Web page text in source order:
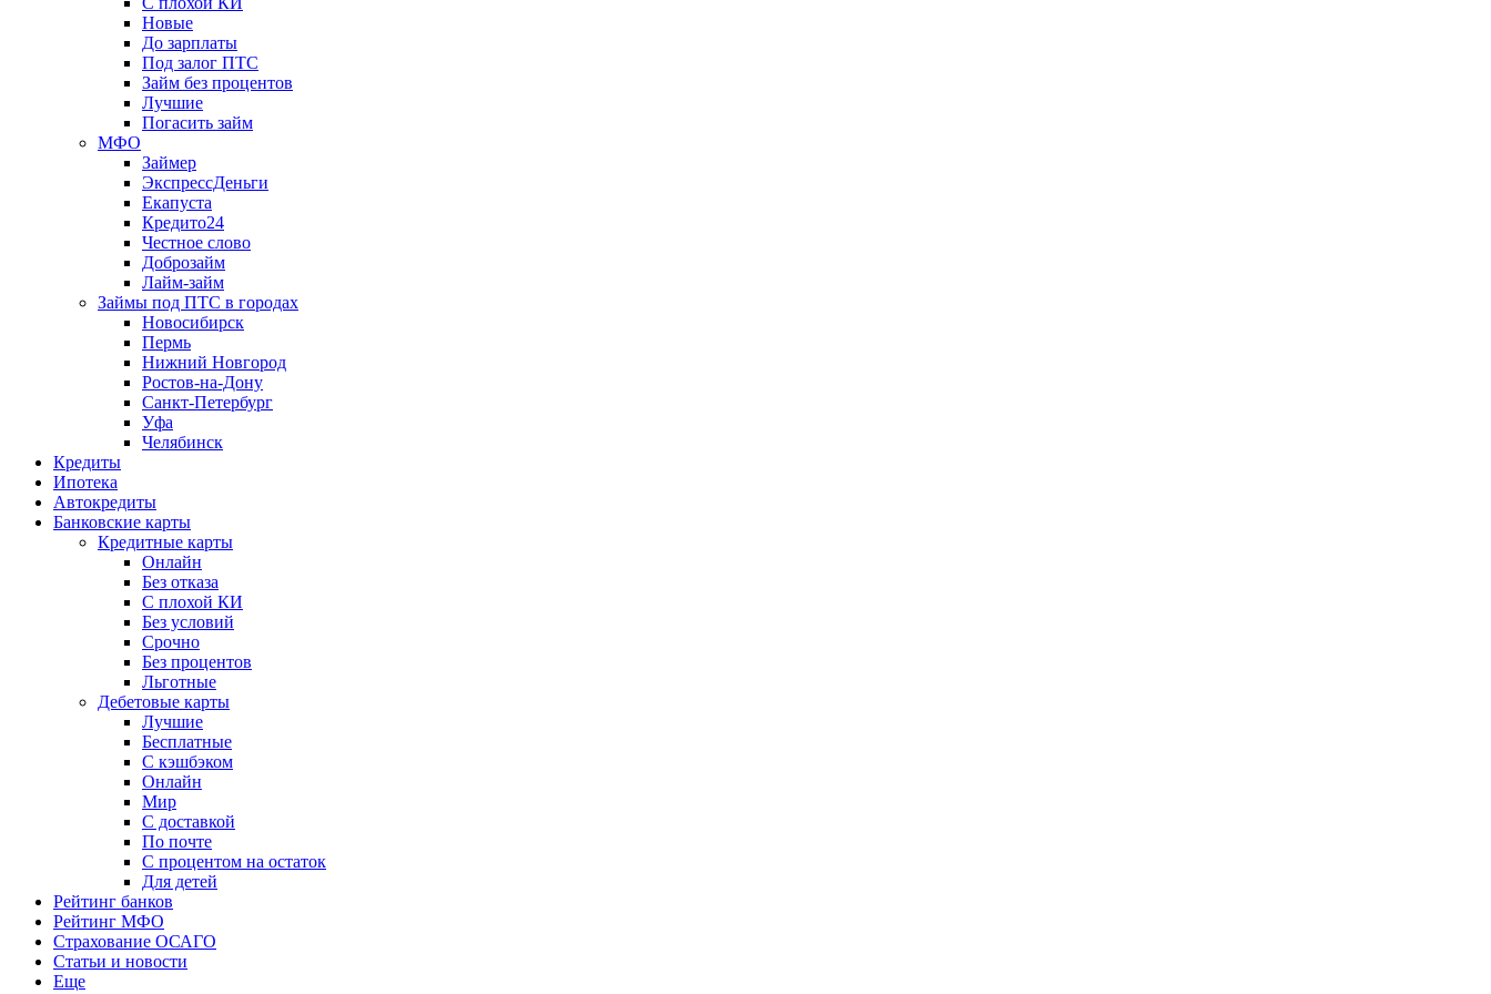
Новые
До зарплаты
Под залог ПТС
Займ без процентов
Лучшие
Погасить займ
МФО
Займер
ЭкспрессДеньги
Екапуста
Кредито24
Честное слово
Доброзайм
Лайм-займ
Займы под ПТС в городах
Новосибирск
Пермь
Нижний Новгород
Ростов-на-Дону
Санкт-Петербург
Уфа
Челябинск
Кредиты
Ипотека
Автокредиты
Банковские карты
Кредитные карты
Онлайн
Без отказа
С плохой КИ
Без условий
Срочно
Без процентов
Льготные
Дебетовые карты
Лучшие
Бесплатные
С кэшбэком
Онлайн
Мир
С доставкой
По почте
С процентом на остаток
Для детей
Рейтинг банков
Рейтинг МФО
Страхование ОСАГО
Статьи и новости
Еще